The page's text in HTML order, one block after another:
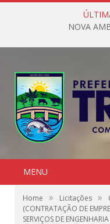
NOVA
MENU
Home » Licitações »
(CONTRATAÇÃO DE
SERVIÇOS DE